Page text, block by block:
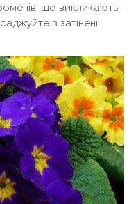
що викликають
в затінені